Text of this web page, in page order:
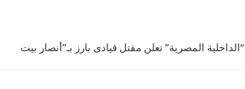
“الداخلية المصرية” تعلن مقتل قيادى بارز بـ”أنصار بيت